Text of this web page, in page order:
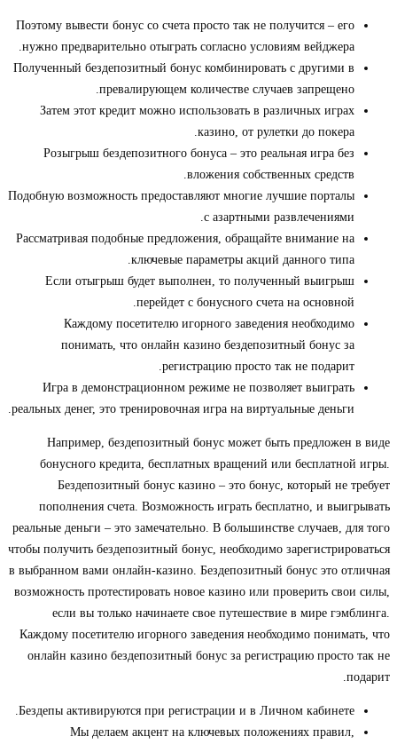
Поэтому вывести бонус со счета просто так не получится – его
нужно предварительно отыграть согласно условиям вейджера.
Полученный бездепозитный бонус комбинировать с другими в
превалирующем количестве случаев запрещено.
Затем этот кредит можно использовать в различных играх
казино, от рулетки до покера.
Розыгрыш бездепозитного бонуса – это реальная игра без
вложения собственных средств.
Подобную возможность предоставляют многие лучшие порталы
с азартными развлечениями.
Рассматривая подобные предложения, обращайте внимание на
ключевые параметры акций данного типа.
Если отыгрыш будет выполнен, то полученный выигрыш
перейдет с бонусного счета на основной.
Каждому посетителю игорного заведения необходимо
понимать, что онлайн казино бездепозитный бонус за
регистрацию просто так не подарит.
Игра в демонстрационном режиме не позволяет выиграть
реальных денег, это тренировочная игра на виртуальные деньги.
Например, бездепозитный бонус может быть предложен в виде
бонусного кредита, бесплатных вращений или бесплатной игры.
Бездепозитный бонус казино – это бонус, который не требует
пополнения счета. Возможность играть бесплатно, и выигрывать
реальные деньги – это замечательно. В большинстве случаев, для того
чтобы получить бездепозитный бонус, необходимо зарегистрироваться
в выбранном вами онлайн-казино. Бездепозитный бонус это отличная
возможность протестировать новое казино или проверить свои силы,
если вы только начинаете свое путешествие в мире гэмблинга.
Каждому посетителю игорного заведения необходимо понимать, что
онлайн казино бездепозитный бонус за регистрацию просто так не
подарит.
Бездепы активируются при регистрации и в Личном кабинете.
Мы делаем акцент на ключевых положениях правил,